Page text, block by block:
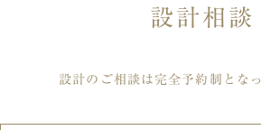
設計相談
設計のご相談は完全予約制とな